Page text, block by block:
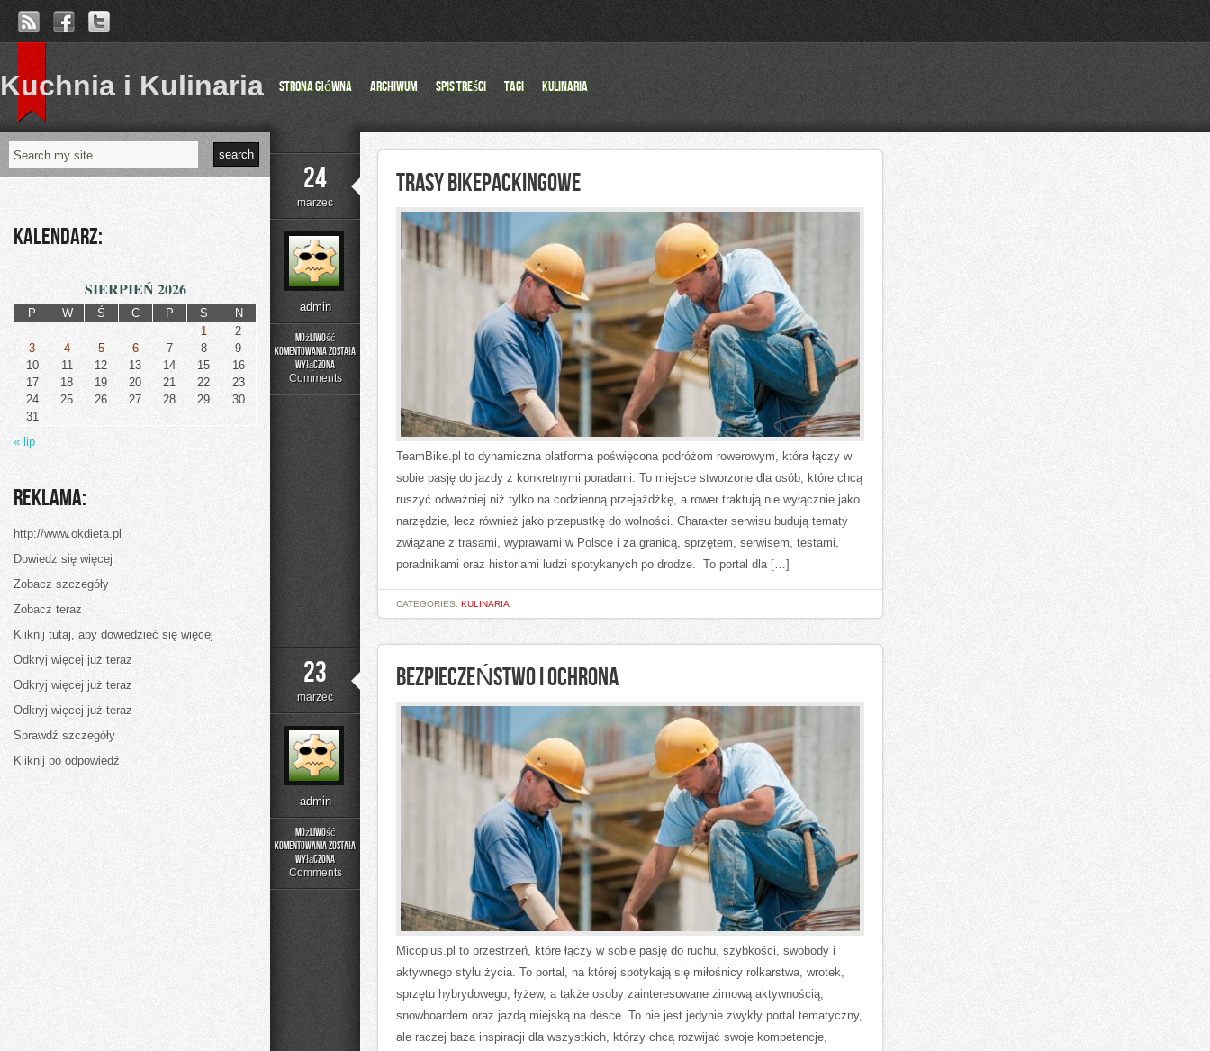
Kuchnia i Kulinaria Strona główna Archiwum Spis Treści Tagi Kulinaria
24
marzec
admin
Możliwość
komentowania
Bikepackingowe
została
wyłączona
Comments
TRASY BIKEPACKINGOWE
TeamBike.pl to dynamiczna platforma poświęcona podróżom rowerowym, która łączy w
sobie pasję do jazdy z konkretnymi poradami. To miejsce stworzone dla osób, które chcą
ruszyć odważniej niż tylko na codzienną przejażdżkę, a rower traktują nie wyłącznie jako
narzędzie, lecz również jako przepustkę do wolności. Charakter serwisu budują tematy
związane z trasami, wyprawami w Polsce i za granicą, sprzętem, serwisem, testami,
poradnikami oraz historiami ludzi spotykanych po drodze. To portal dla […]
CATEGORIES: KULINARIA
23
marzec
admin
Możliwość
komentowania
Bezpieczeństwo
Ochrona
została
wyłączona
Comments
BEZPIECZEŃSTWO I OCHRONA
Micoplus.pl to przestrzeń, które łączy w sobie pasję do ruchu, szybkości, swobody i
aktywnego stylu życia. To portal, na której spotykają się miłośnicy rolkarstwa, wrotek,
sprzętu hybrydowego, łyżew, a także osoby zainteresowane zimową aktywnością,
snowboardem oraz jazdą miejską na desce. To nie jest jedynie zwykły portal tematyczny,
ale raczej baza inspiracji dla wszystkich, którzy chcą rozwijać swoje kompetencje,
Kalendarz:
SIERPIEŃ 2026
P W Ś C P S
N
1
2
3
4 5 6 7 8
9
10
11 12 13 14 15
16
17
18 19 20 21 22
23
24
25 26 27 28 29
30
31
« lip
Reklama:
http://www.okdieta.pl
Dowiedz się więcej
Zobacz szczegóły
Zobacz teraz
Kliknij tutaj, aby dowiedzieć się więcej
Odkryj więcej już teraz
Odkryj więcej już teraz
Odkryj więcej już teraz
Sprawdź szczegóły
Kliknij po odpowiedź